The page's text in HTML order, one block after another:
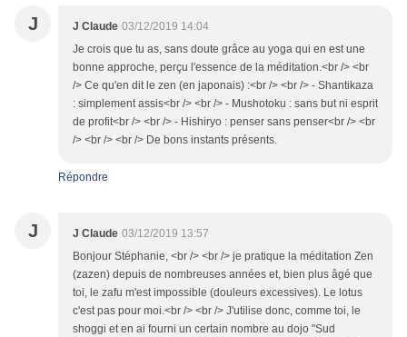
J J Claude 03/12/2019 14:04
Je crois que tu as, sans doute grâce au yoga qui en est une
bonne approche, perçu l'essence de la méditation.<br /> <br
/> Ce qu'en dit le zen (en japonais) :<br /> <br /> - Shantikaza
: simplement assis<br /> <br /> - Mushotoku : sans but ni esprit
de profit<br /> <br /> - Hishiryo : penser sans penser<br /> <br
/> <br /> <br /> De bons instants présents.
Répondre
J J Claude 03/12/2019 13:57
Bonjour Stéphanie, <br /> <br /> je pratique la méditation Zen
(zazen) depuis de nombreuses années et, bien plus âgé que
toi, le zafu m'est impossible (douleurs excessives). Le lotus
c'est pas pour moi.<br /> <br /> J'utilise donc, comme toi, le
shoggi et en ai fourni un certain nombre au dojo "Sud